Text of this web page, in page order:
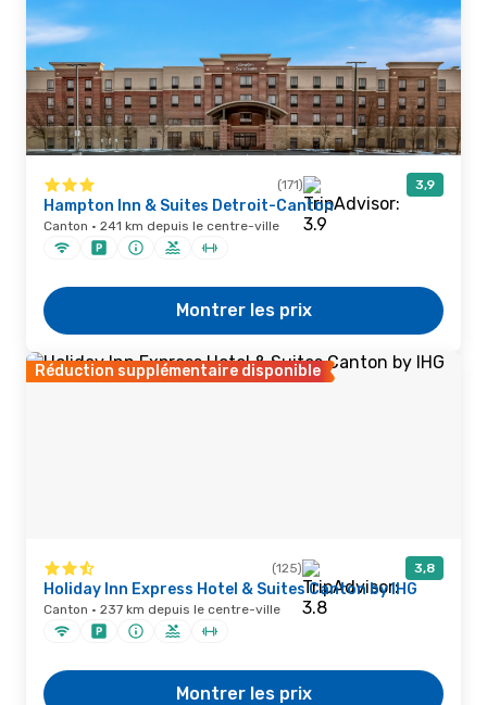
(171) 3,9
Hampton Inn & Suites Detroit-Canton
Canton · 241 km depuis le centre-ville
Montrer les prix
Réduction supplémentaire disponible
(125) 3,8
Holiday Inn Express Hotel & Suites Canton by IHG
Canton · 237 km depuis le centre-ville
Montrer les prix